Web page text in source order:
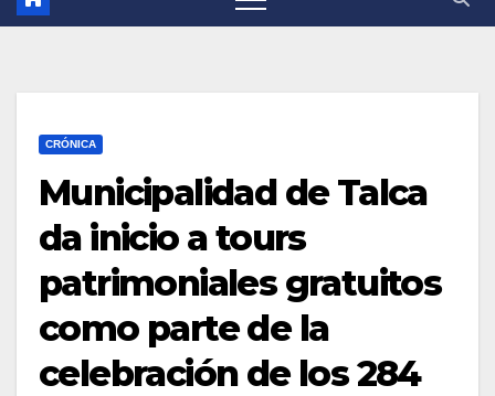
CRÓNICA
Municipalidad de Talca
da inicio a tours
patrimoniales gratuitos
como parte de la
celebración de los 284